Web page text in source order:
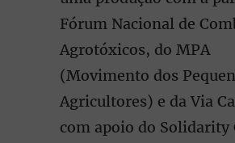
Fórum Nacional de
Agrotóxicos, do MPA
(Movimento dos
Agricultores) e da Via
com apoio do Solidarity